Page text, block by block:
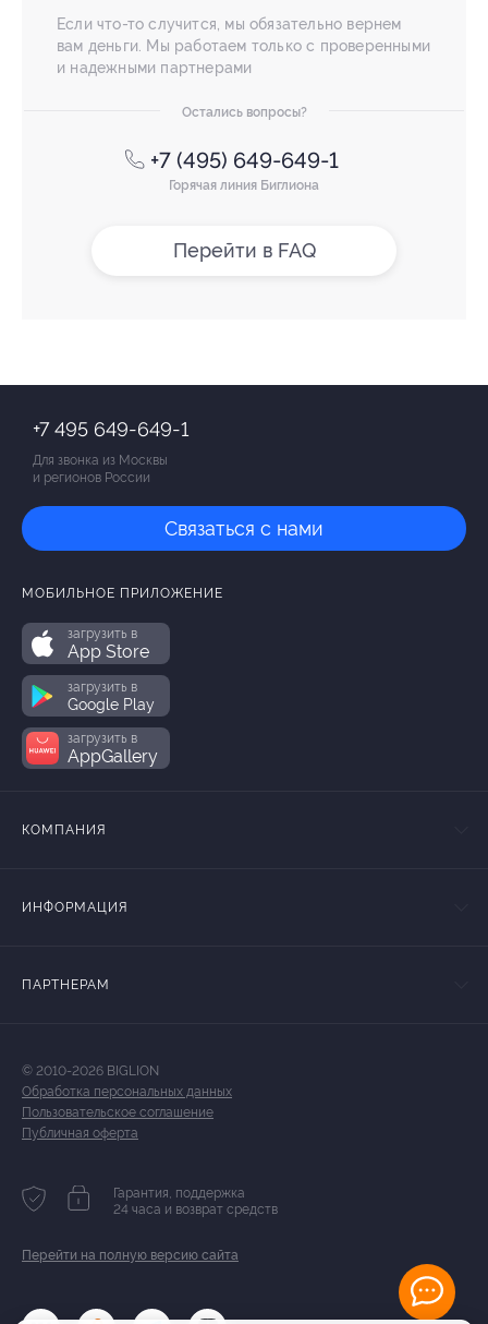
Если что-то случится, мы обязательно вернем
вам деньги. Мы работаем только с проверенными
и надежными партнерами
Остались вопросы?
+7 (495) 649-649-1
Горячая линия Биглиона
Перейти в FAQ
+7 495 649-649-1
Для звонка из Москвы
и регионов России
Связаться с нами
МОБИЛЬНОЕ ПРИЛОЖЕНИЕ
загрузить в
App Store
загрузить в
Google Play
загрузить в
AppGallery
КОМПАНИЯ
ИНФОРМАЦИЯ
ПАРТНЕРАМ
© 2010-2026 BIGLION
Обработка персональных данных
Пользовательское соглашение
Публичная оферта
Гарантия, поддержка
24 часа и возврат средств
Перейти на полную версию сайта